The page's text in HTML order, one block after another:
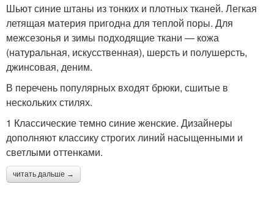
Шьют синие штаны из тонких и плотных тканей. Легкая
летящая материя пригодна для теплой поры. Для
межсезонья и зимы подходящие ткани — кожа
(натуральная, искусственная), шерсть и полушерсть,
джинсовая, деним.
В перечень популярных входят брюки, сшитые в
нескольких стилях.
1 Классические темно синие женские. Дизайнеры
дополняют классику строгих линий насыщенными и
светлыми оттенками.
читать дальше →